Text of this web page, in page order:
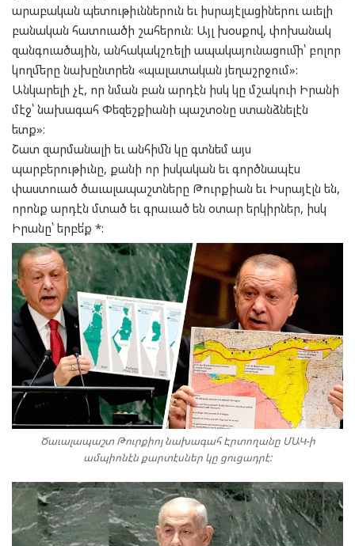
արաբական պետութիւններուն եւ իսրայէլացիներու աւելի
բանական հատուածի շահերուն։ Այլ խօսքով, փոխանակ
զանգուածային, անհակակշռելի ապակայունացումի՝ բոլոր
կողմերը նախընտրեն «պալատական յեղաշրջում»:
Անկարելի չէ, որ նման բան արդէն իսկ կը մշակուի Իրանի
մէջ՝ նախագահ Փեզեշքիանի պաշտօնը ստանձնելէն
ետք»։
Շատ զարմանալի եւ անհիմն կը գտնեմ այս
պարբերութիւնը, քանի որ իսկական եւ գործնապէս
փաստուած ծաւալապաշտները Թուրքիան եւ Իսրայէլն են,
որոնք արդէն մտած եւ գրաւած են օտար երկիրներ, իսկ
Իրանը՝ երբե՛ք *:
Ծաւալապաշտ Թուրքիոյ նախագահ Էրտողանը ՄԱԿ-ի
ամպիոնէն քարտէսներ կը ցուցադրէ: